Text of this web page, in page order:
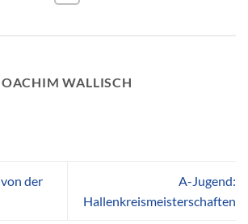
WALLISCH
der
A-Jugend:
Hallenkreismeisterschaften